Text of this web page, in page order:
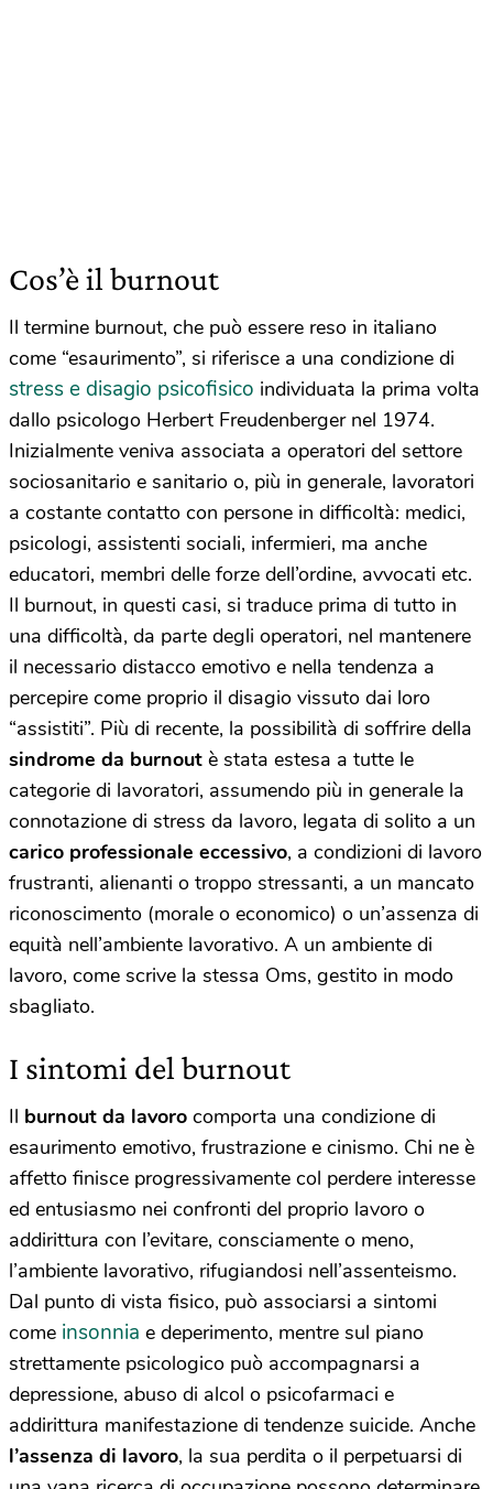
Cos’è il burnout
Il termine burnout, che può essere reso in italiano
come “esaurimento”, si riferisce a una condizione di
stress e disagio psicofisico individuata la prima volta
dallo psicologo Herbert Freudenberger nel 1974.
Inizialmente veniva associata a operatori del settore
sociosanitario e sanitario o, più in generale, lavoratori
a costante contatto con persone in difficoltà: medici,
psicologi, assistenti sociali, infermieri, ma anche
educatori, membri delle forze dell’ordine, avvocati etc.
Il burnout, in questi casi, si traduce prima di tutto in
una difficoltà, da parte degli operatori, nel mantenere
il necessario distacco emotivo e nella tendenza a
percepire come proprio il disagio vissuto dai loro
“assistiti”. Più di recente, la possibilità di soffrire della
sindrome da burnout è stata estesa a tutte le
categorie di lavoratori, assumendo più in generale la
connotazione di stress da lavoro, legata di solito a un
carico professionale eccessivo, a condizioni di lavoro
frustranti, alienanti o troppo stressanti, a un mancato
riconoscimento (morale o economico) o un’assenza di
equità nell’ambiente lavorativo. A un ambiente di
lavoro, come scrive la stessa Oms, gestito in modo
sbagliato.
I sintomi del burnout
Il burnout da lavoro comporta una condizione di
esaurimento emotivo, frustrazione e cinismo. Chi ne è
affetto finisce progressivamente col perdere interesse
ed entusiasmo nei confronti del proprio lavoro o
addirittura con l’evitare, consciamente o meno,
l’ambiente lavorativo, rifugiandosi nell’assenteismo.
Dal punto di vista fisico, può associarsi a sintomi
come insonnia e deperimento, mentre sul piano
strettamente psicologico può accompagnarsi a
depressione, abuso di alcol o psicofarmaci e
addirittura manifestazione di tendenze suicide. Anche
l’assenza di lavoro, la sua perdita o il perpetuarsi di